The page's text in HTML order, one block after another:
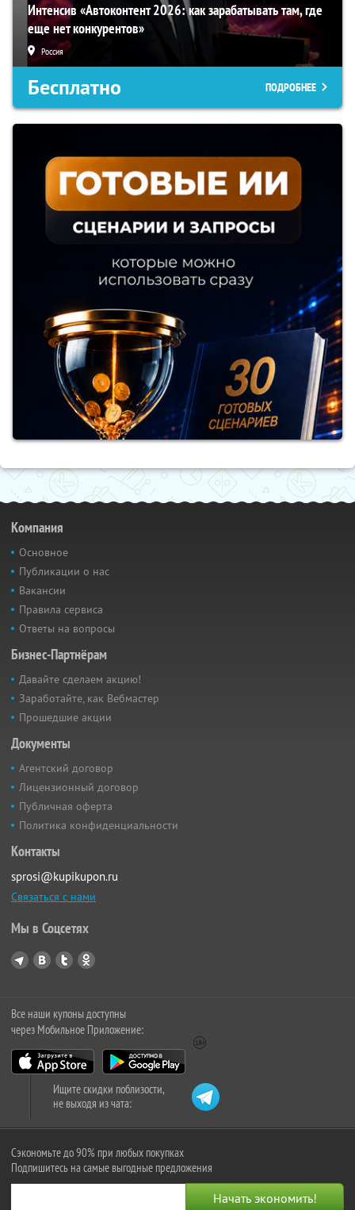
Интенсив «Автоконтент 2026: как зарабатывать там, где
еще нет конкурентов»
Россия
Бесплатно ПОДРОБНЕЕ
Компания
Основное
Публикации о нас
Вакансии
Правила сервиса
Ответы на вопросы
Бизнес-Партнёрам
Давайте сделаем акцию!
Заработайте, как Вебмастер
Прошедшие акции
Документы
Агентский договор
Лицензионный договор
Публичная оферта
Политика конфиденциальности
Контакты
sprosi@kupikupon.ru
Связаться с нами
Мы в Соцсетях
Все наши купоны доступны
через Мобильное Приложение:
Ищите скидки поблизости,
не выходя из чата:
Сэкономьте до 90% при любых покупках
Подпишитесь на самые выгодные предложения